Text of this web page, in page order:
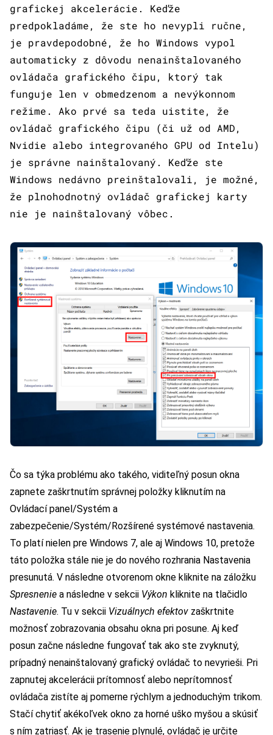
grafickej akcelerácie. Keďže
predpokladáme, že ste ho nevypli ručne,
je pravdepodobné, že ho Windows vypol
automaticky z dôvodu nenainštalovaného
ovládača grafického čipu, ktorý tak
funguje len v obmedzenom a nevýkonnom
režime. Ako prvé sa teda uistite, že
ovládač grafického čipu (či už od AMD,
Nvidie alebo integrovaného GPU od Intelu)
je správne nainštalovaný. Keďže ste
Windows nedávno preinštalovali, je možné,
že plnohodnotný ovládač grafickej karty
nie je nainštalovaný vôbec.
Čo sa týka problému ako takého, viditeľný posun okna
zapnete zaškrtnutím správnej položky kliknutím na
Ovládací panel/Systém a
zabezpečenie/Systém/Rozšírené systémové nastavenia.
To platí nielen pre Windows 7, ale aj Windows 10, pretože
táto položka stále nie je do nového rozhrania Nastavenia
presunutá. V následne otvorenom okne kliknite na záložku
Spresnenie a následne v sekcii Výkon kliknite na tlačidlo
Nastavenie. Tu v sekcii Vizuálnych efektov zaškrtnite
možnosť zobrazovania obsahu okna pri posune. Aj keď
posun začne následne fungovať tak ako ste zvyknutý,
prípadný nenainštalovaný grafický ovládač to nevyrieši. Pri
zapnutej akcelerácii prítomnosť alebo neprítomnosť
ovládača zistíte aj pomerne rýchlym a jednoduchým trikom.
Stačí chytiť akékoľvek okno za horné uško myšou a skúsiť
s ním zatriasť. Ak je trasenie plynulé, ovládač je určite